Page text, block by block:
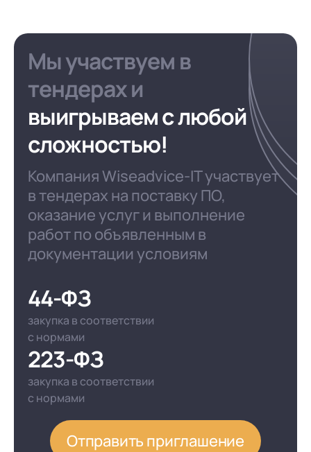
Мы участвуем в
тендерах и
выигрываем с любой
сложностью!
Компания Wiseadvice-IT участвует
в тендерах на поставку ПО,
оказание услуг и выполнение
работ по объявленным в
документации условиям
44-ФЗ
закупка в соответствии
с нормами
223-ФЗ
закупка в соответствии
с нормами
Отправить приглашение